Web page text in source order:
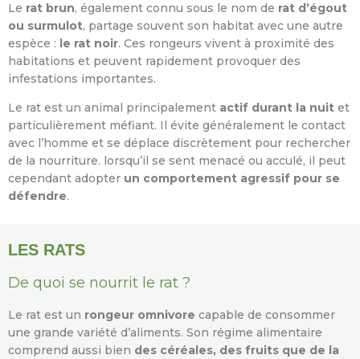
Le rat brun, également connu sous le nom de rat d’égout
ou surmulot, partage souvent son habitat avec une autre
espèce : le rat noir. Ces rongeurs vivent à proximité des
habitations et peuvent rapidement provoquer des
infestations importantes.
Le rat est un animal principalement actif durant la nuit et
particulièrement méfiant. Il évite généralement le contact
avec l’homme et se déplace discrètement pour rechercher
de la nourriture. lorsqu’il se sent menacé ou acculé, il peut
cependant adopter un comportement agressif pour se
défendre.
LES RATS
De quoi se nourrit le rat ?
Le rat est un rongeur omnivore capable de consommer
une grande variété d’aliments. Son régime alimentaire
comprend aussi bien des céréales, des fruits que de la